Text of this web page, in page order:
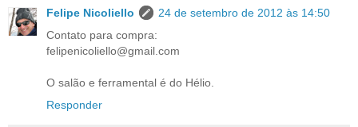
Felipe Nicoliello
24 de setembro de 2012 às 14:50
Contato para compra:
felipenicoliello@gmail.com
O salão e ferramental é do Hélio.
Responder